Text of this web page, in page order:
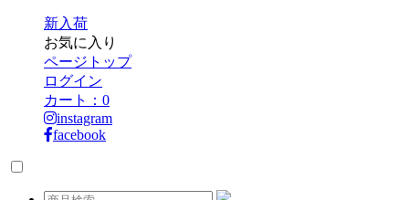
新入荷
お気に入り
ページトップ
ログイン
カート： 0
instagram
facebook